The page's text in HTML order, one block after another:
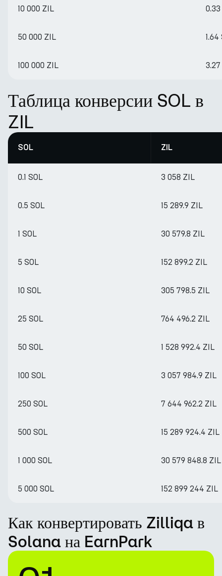
10 000 ZIL 0.33
50 000 ZIL 1.64
100 000 ZIL 3.27
Таблица конверсии SOL в
ZIL
SOL ZIL
0.1 SOL 3 058 ZIL
0.5 SOL 15 289.9 ZIL
1 SOL 30 579.8 ZIL
5 SOL 152 899.2 ZIL
10 SOL 305 798.5 ZIL
25 SOL 764 496.2 ZIL
50 SOL 1 528 992.4 ZIL
100 SOL 3 057 984.9 ZIL
250 SOL 7 644 962.2 ZIL
500 SOL 15 289 924.4 ZIL
1 000 SOL 30 579 848.8 ZIL
5 000 SOL 152 899 244 ZIL
Как конвертировать Zilliqa в
Solana на EarnPark